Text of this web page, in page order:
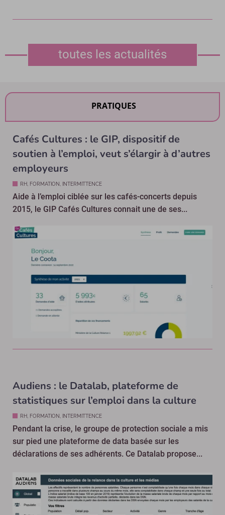
toutes les actualités
PRATIQUES
Cafés Cultures : le GIP, dispositif de
soutien à l’emploi, veut s’élargir à d’autres
employeurs
RH, FORMATION, INTERMITTENCE
Aide à l’emploi ciblée sur les cafés-concerts depuis
2015, le GIP Cafés Cultures connait une de ses...
Audiens : le Datalab, plateforme de
statistiques sur l’emploi dans la culture
RH, FORMATION, INTERMITTENCE
Pendant la crise, le groupe de protection sociale a mis
sur pied une plateforme de data basée sur les
déclarations de ses adhérents. Ce Datalab propose...